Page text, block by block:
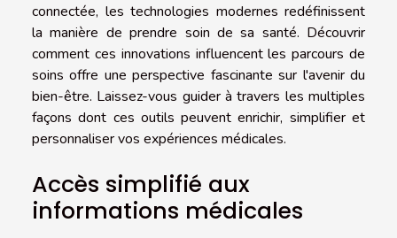
connectée, les technologies modernes redéfinissent
la manière de prendre soin de sa santé. Découvrir
comment ces innovations influencent les parcours de
soins offre une perspective fascinante sur l'avenir du
bien-être. Laissez-vous guider à travers les multiples
façons dont ces outils peuvent enrichir, simplifier et
personnaliser vos expériences médicales.
Accès simplifié aux
informations médicales